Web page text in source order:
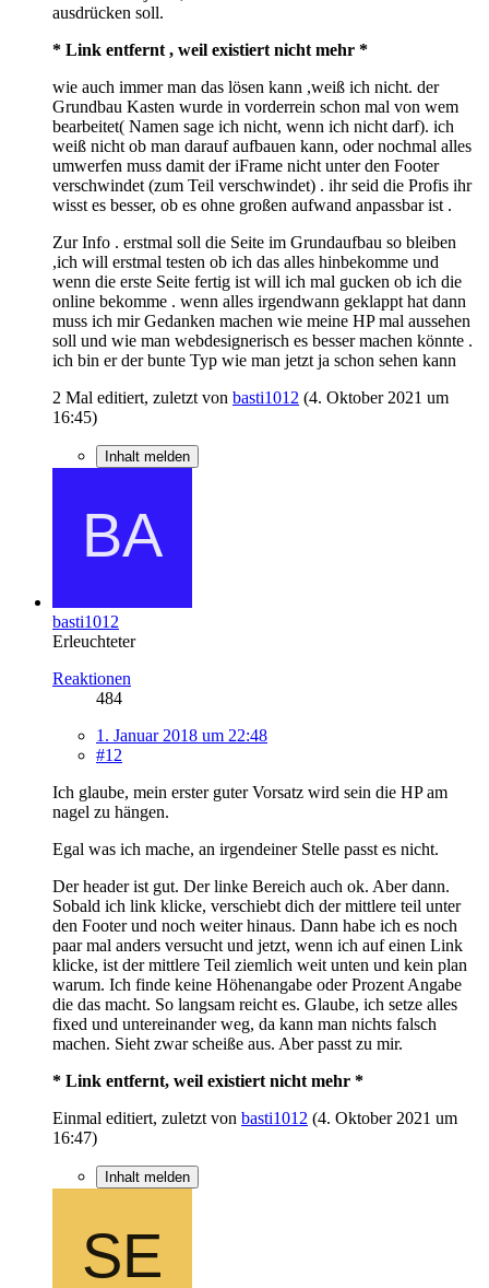
ausdrücken soll.
* Link entfernt , weil existiert nicht mehr *
wie auch immer man das lösen kann ,weiß ich nicht. der
Grundbau Kasten wurde in vorderrein schon mal von wem
bearbeitet( Namen sage ich nicht, wenn ich nicht darf). ich
weiß nicht ob man darauf aufbauen kann, oder nochmal alles
umwerfen muss damit der iFrame nicht unter den Footer
verschwindet (zum Teil verschwindet) . ihr seid die Profis ihr
wisst es besser, ob es ohne großen aufwand anpassbar ist .
Zur Info . erstmal soll die Seite im Grundaufbau so bleiben
,ich will erstmal testen ob ich das alles hinbekomme und
wenn die erste Seite fertig ist will ich mal gucken ob ich die
online bekomme . wenn alles irgendwann geklappt hat dann
muss ich mir Gedanken machen wie meine HP mal aussehen
soll und wie man webdesignerisch es besser machen könnte .
ich bin er der bunte Typ wie man jetzt ja schon sehen kann
2 Mal editiert, zuletzt von basti1012 (4. Oktober 2021 um
16:45)
Inhalt melden
basti1012
Erleuchteter
Reaktionen
484
1. Januar 2018 um 22:48
#12
Ich glaube, mein erster guter Vorsatz wird sein die HP am
nagel zu hängen.
Egal was ich mache, an irgendeiner Stelle passt es nicht.
Der header ist gut. Der linke Bereich auch ok. Aber dann.
Sobald ich link klicke, verschiebt dich der mittlere teil unter
den Footer und noch weiter hinaus. Dann habe ich es noch
paar mal anders versucht und jetzt, wenn ich auf einen Link
klicke, ist der mittlere Teil ziemlich weit unten und kein plan
warum. Ich finde keine Höhenangabe oder Prozent Angabe
die das macht. So langsam reicht es. Glaube, ich setze alles
fixed und untereinander weg, da kann man nichts falsch
machen. Sieht zwar scheiße aus. Aber passt zu mir.
* Link entfernt, weil existiert nicht mehr *
Einmal editiert, zuletzt von basti1012 (4. Oktober 2021 um
16:47)
Inhalt melden